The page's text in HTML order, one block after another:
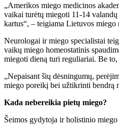
„Amerikos miego medicinos
vaikai turėtų miegoti 11-14
kartus“, – teigiama Lietuvos
Neurologai ir miego specialistai
vaikų miego homeostatinis
miegoti dieną turi reguliariai. Be
„Nepaisant šių dėsningumų,
miego poreikį bei užtikrinti bendrą
Kada nebereikia pietų miego?
Šeimos gydytoja ir holistinio